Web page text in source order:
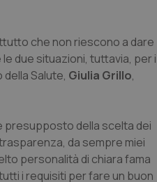
che non riescono a dare
due situazioni, tuttavia, per i
Salute, Giulia Grillo,
presupposto della scelta dei
da sempre miei
personalità di chiara fama
i requisiti per fare un buon